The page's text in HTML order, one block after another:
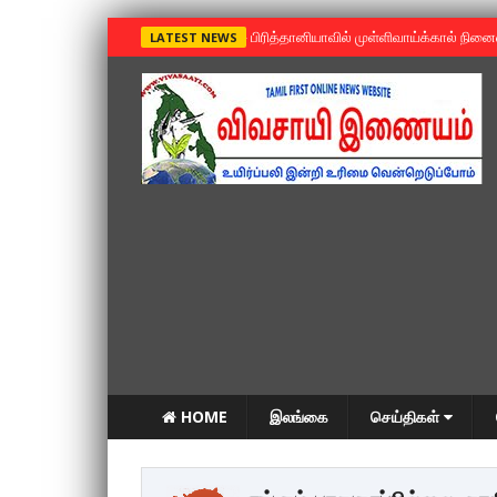
LATEST NEWS »பிரித்தானியாவில் முள்ளிவாய்க்கால்
HOME இலங்கை செய்திகள்